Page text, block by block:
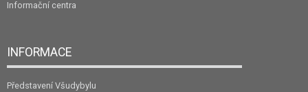
Informační centra
INFORMACE
Představení Všudybylu